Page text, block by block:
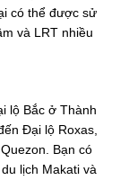
có thể được sử
và LRT nhiều
lộ Bắc ở Thành
Đại lộ Roxas,
Bạn có
lịch Makati và